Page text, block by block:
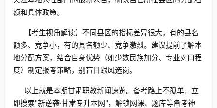
额和具体政策。
【考生视角解读】不同县区的指标差异很大，有的县名
额多、竞争小，有的县名额少、竞争激烈。建议提前了解本
地分配方案，结合自身优势（如少数民族加分、专业对口程
度）制定报考策略，别盲目跟风选岗。
以上就是本期甘肃职教新闻速览。备考路上不孤单，立
即搜索"新逆袭·甘肃专升本网"，解锁网课、题库等备考神